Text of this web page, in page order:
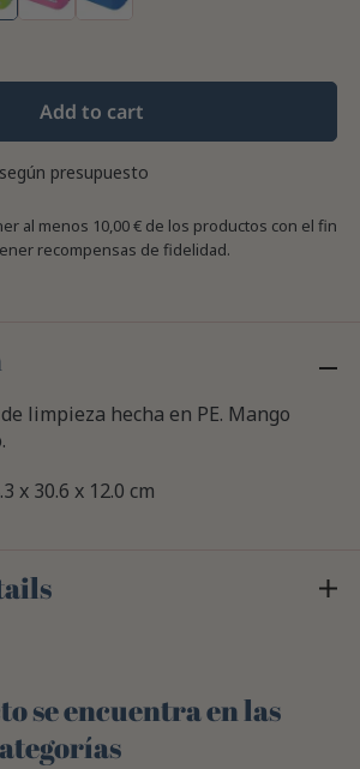
Add to cart
presupuesto
al menos 10,00 € de los productos con el fin
recompensas de fidelidad.
limpieza hecha en PE. Mango
x 30.6 x 12.0 cm
se encuentra en las